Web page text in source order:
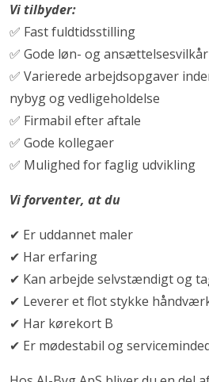
Vi tilbyder:
✅ Fast fuldtidsstilling
✅ Gode løn- og ansættelsesvilkår
✅ Varierede arbejdsopgaver
nybyg og vedligeholdelse
✅ Firmabil efter aftale
✅ Gode kollegaer
✅ Mulighed for faglig udvikling
Vi forventer, at du
✔ Er uddannet maler
✔ Har erfaring
✔ Kan arbejde selvstændigt og
✔ Leverer et flot stykke
✔ Har kørekort B
✔ Er mødestabil og